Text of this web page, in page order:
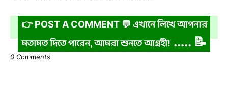
👉 POST A COMMENT 💬 এখানে লিখে আপনার
মতামত দিতে পারেন, আমরা শুনতে আগ্রহী! ..... 📝
0 Comments